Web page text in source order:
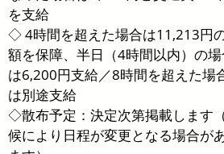
を支給
◇ 4時間を超えた場合は11,213円
額を保障、半日（4時間以内）の
は6,200円支給／8時間を超えた場
は別途支給
◇散布予定：決定次第掲載します
候により日程が変更となる場合が